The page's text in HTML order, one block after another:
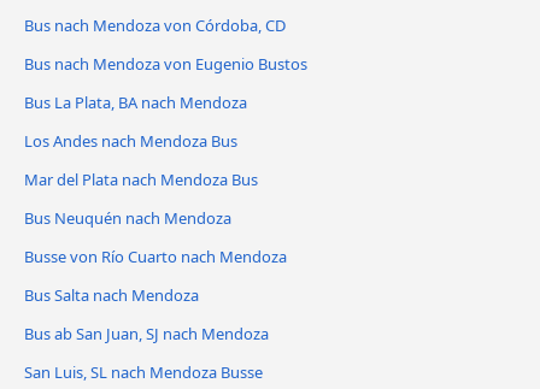
Bus nach Mendoza von Córdoba, CD
Bus nach Mendoza von Eugenio Bustos
Bus La Plata, BA nach Mendoza
Los Andes nach Mendoza Bus
Mar del Plata nach Mendoza Bus
Bus Neuquén nach Mendoza
Busse von Río Cuarto nach Mendoza
Bus Salta nach Mendoza
Bus ab San Juan, SJ nach Mendoza
San Luis, SL nach Mendoza Busse